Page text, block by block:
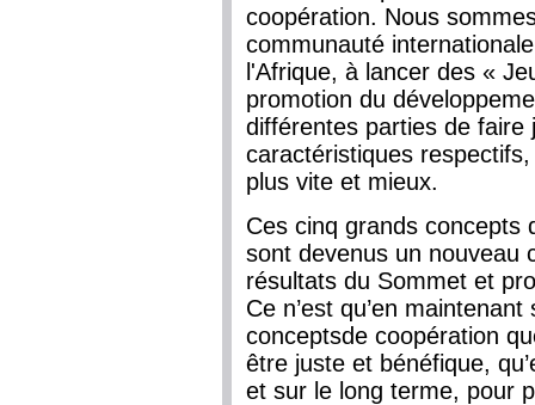
coopération. Nous
communauté
l'Afrique, à lancer des «
promotion du
différentes parties de faire
caractéristiques
plus vite et mieux.
Ces cinq grands concepts
sont devenus un nouveau
résultats du Sommet et
Ce n’est qu’en
conceptsde coopération
être juste et bénéfique,
et sur le long terme, pour